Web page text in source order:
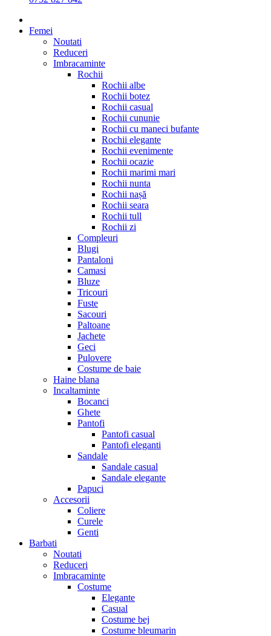
Femei
Noutati
Reduceri
Imbracaminte
Rochii
Rochii albe
Rochii botez
Rochii casual
Rochii cununie
Rochii cu maneci bufante
Rochii elegante
Rochii evenimente
Rochii ocazie
Rochii marimi mari
Rochii nunta
Rochii nașă
Rochii seara
Rochii tull
Rochii zi
Compleuri
Blugi
Pantaloni
Camasi
Bluze
Tricouri
Fuste
Sacouri
Paltoane
Jachete
Geci
Pulovere
Costume de baie
Haine blana
Incaltaminte
Bocanci
Ghete
Pantofi
Pantofi casual
Pantofi eleganti
Sandale
Sandale casual
Sandale elegante
Papuci
Accesorii
Coliere
Curele
Genti
Barbati
Noutati
Reduceri
Imbracaminte
Costume
Elegante
Casual
Costume bej
Costume bleumarin